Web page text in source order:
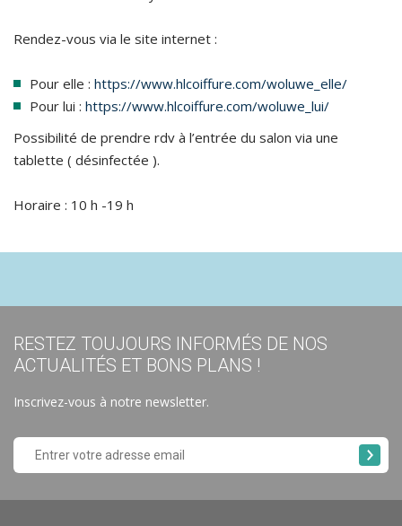
Rendez-vous via le site internet :
Pour elle : https://www.hlcoiffure.com/woluwe_elle/
Pour lui : https://www.hlcoiffure.com/woluwe_lui/
Possibilité de prendre rdv à l’entrée du salon via une
tablette ( désinfectée ).
Horaire : 10 h -19 h
RESTEZ TOUJOURS INFORMÉS DE NOS
ACTUALITÉS ET BONS PLANS !
Inscrivez-vous à notre newsletter.